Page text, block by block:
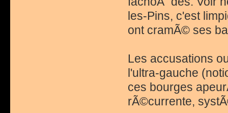
les-Pins, c'est
ont cramÃ© ses
Les accusations
l'ultra-gauche
ces bourges
rÃ©currente,